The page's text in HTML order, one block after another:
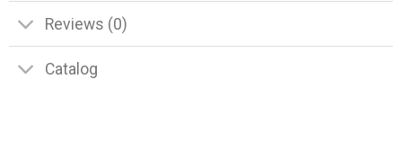
Reviews (0)
Catalog